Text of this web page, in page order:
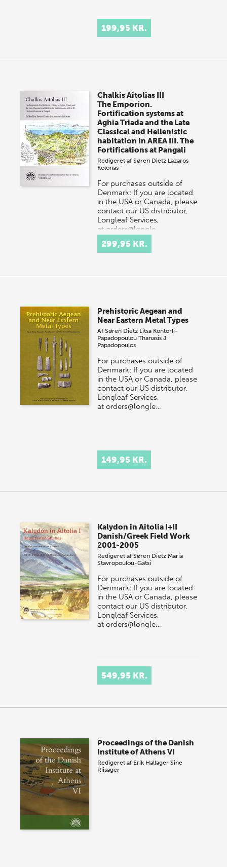
199,95 KR.
Chalkis Aitolias III
The Emporion.
Fortification systems at
Aghia Triada and the Late
Classical and Hellenistic
habitation in AREA III. The
Fortifications at Pangali
Redigeret afSøren Dietz Lazaros
Kolonas
For purchases outside of
Denmark: If you are located
in the USA or Canada, please
contact our US distributor,
Longleaf Services,
at orders@longle…
299,95 KR.
Prehistoric Aegean and
Near Eastern Metal Types
AfSøren Dietz Litsa Kontorli-
Papadopoulou Thanasis J.
Papadopoulos
For purchases outside of
Denmark: If you are located
in the USA or Canada, please
contact our US distributor,
Longleaf Services,
at orders@longle…
149,95 KR.
Kalydon in Aitolia I+II
Danish/Greek Field Work
2001-2005
Redigeret afSøren Dietz Maria
Stavropoulou-Gatsi
For purchases outside of
Denmark: If you are located
in the USA or Canada, please
contact our US distributor,
Longleaf Services,
at orders@longle…
549,95 KR.
Proceedings of the Danish
Institute of Athens VI
Redigeret af Erik Hallager Sine
Riisager